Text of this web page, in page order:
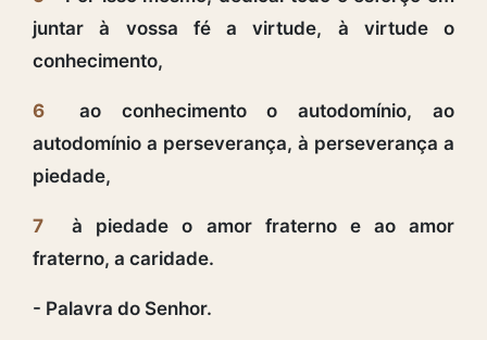
juntar à vossa fé a virtude, à virtude o
conhecimento,
6
ao conhecimento o autodomínio, ao
autodomínio a perseverança, à perseverança a
piedade,
7
à piedade o amor fraterno e ao amor
fraterno, a caridade.
- Palavra do Senhor.